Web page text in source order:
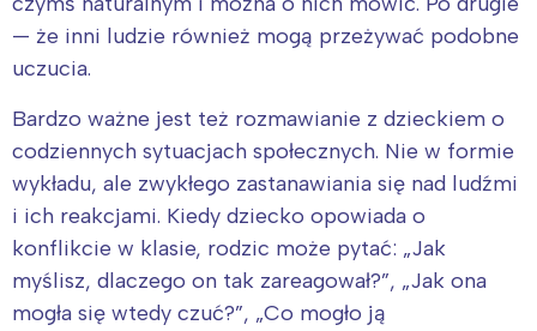
— że inni ludzie również mogą przeżywać podobne
uczucia.
Bardzo ważne jest też rozmawianie z dzieckiem o
codziennych sytuacjach społecznych. Nie w formie
wykładu, ale zwykłego zastanawiania się nad ludźmi
i ich reakcjami. Kiedy dziecko opowiada o
konflikcie w klasie, rodzic może pytać: „Jak
myślisz, dlaczego on tak zareagował?”, „Jak ona
mogła się wtedy czuć?”, „Co mogło ją